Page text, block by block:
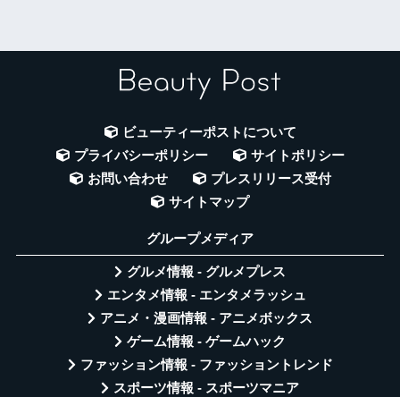
ビューティーポストについて
プライバシーポリシー
サイトポリシー
お問い合わせ
プレスリリース受付
サイトマップ
グループメディア
グルメ情報 - グルメプレス
エンタメ情報 - エンタメラッシュ
アニメ・漫画情報 - アニメボックス
ゲーム情報 - ゲームハック
ファッション情報 - ファッショントレンド
スポーツ情報 - スポーツマニア